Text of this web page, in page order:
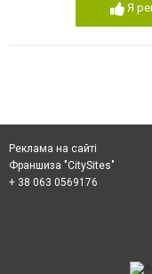
Я
Реклама на сайті
Франшиза "CitySites"
+ 38 063 0569176